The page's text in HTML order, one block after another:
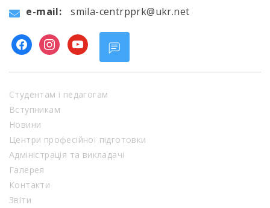
e-mail:
smila-centrpprk@ukr.net
facebookinstagram
youtube
Студентам і педагогам
Вступникам
Новини
Центри професійної підготовки
Адміністрація та викладачі
Галерея
Контакти
Звіти